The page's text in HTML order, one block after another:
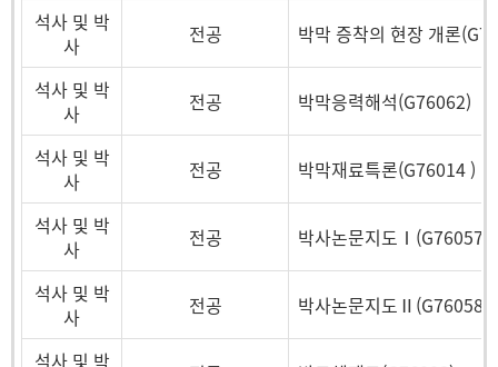
석사 및 박
사
전공 박막 증착의 현장 개론
석사 및 박
사
전공 박막응력해석(G76062)
석사 및 박
사
전공 박막재료특론(G76014 )
석사 및 박
사
전공 박사논문지도Ⅰ(G76057)
석사 및 박
사
전공 박사논문지도Ⅱ(G76058)
석사 및 박